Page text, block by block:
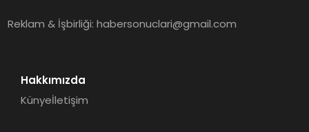
Reklam & İşbirliği:habersonuclari@gmail.com
Hakkımızda
Künyeİletişim